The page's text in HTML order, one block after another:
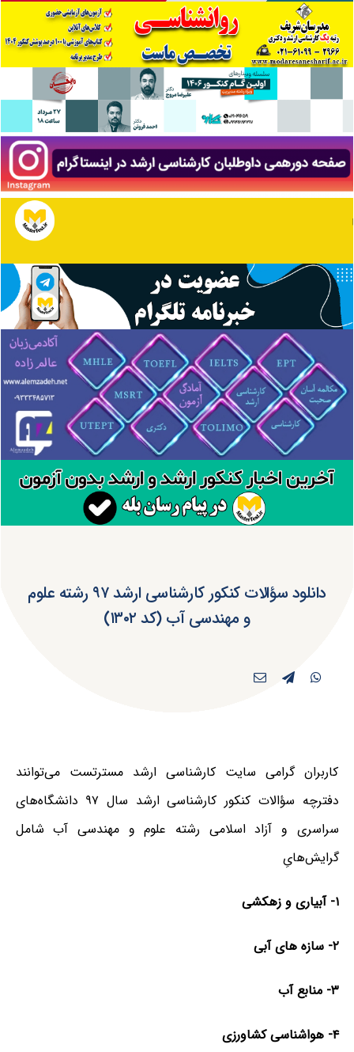
دانلود سؤالات کنکور کارشناسی ارشد ۹۷ رشته علوم
و مهندسی آب (کد ۱۳۰۲)
کاربران گرامی سایت کارشناسی ارشد مسترتست می‌توانند
دفترچه سؤالات کنکور کارشناسی ارشد سال ۹۷ دانشگاه‌های
سراسری و آزاد اسلامی رشته علوم ومهندسی آب شامل
گرایش‌هایِ
۱- آبیاری و زهکشی
۲- سازه­های آبی
۳- منابع آب
۴- هواشناسی کشاورزی